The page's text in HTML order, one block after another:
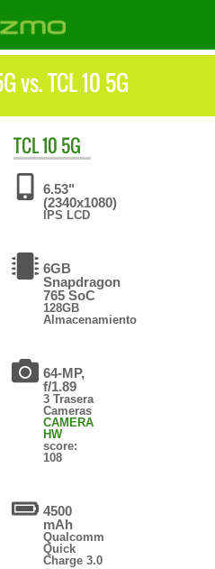
vs. TCL 10 5G
TCL10 5G
6.53"
(2340x1080)
IPS LCD
6GB
Snapdragon
765 SoC
128GB
Almacenamiento
64-MP,
f/1.89
3 Trasera
Cameras
CAMERA
HW
score:
108
4500
mAh
Qualcomm
Quick
Charge 3.0